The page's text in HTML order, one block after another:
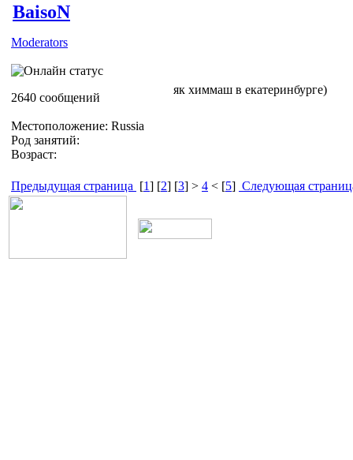
BaisoN
Moderators
2640 сообщений
Местоположение: Russia
Род занятий:
Возраст:
як химмаш в екатеринбурге)
Предыдущая страница [1] [2] [3] > 4 < [5] Следующая